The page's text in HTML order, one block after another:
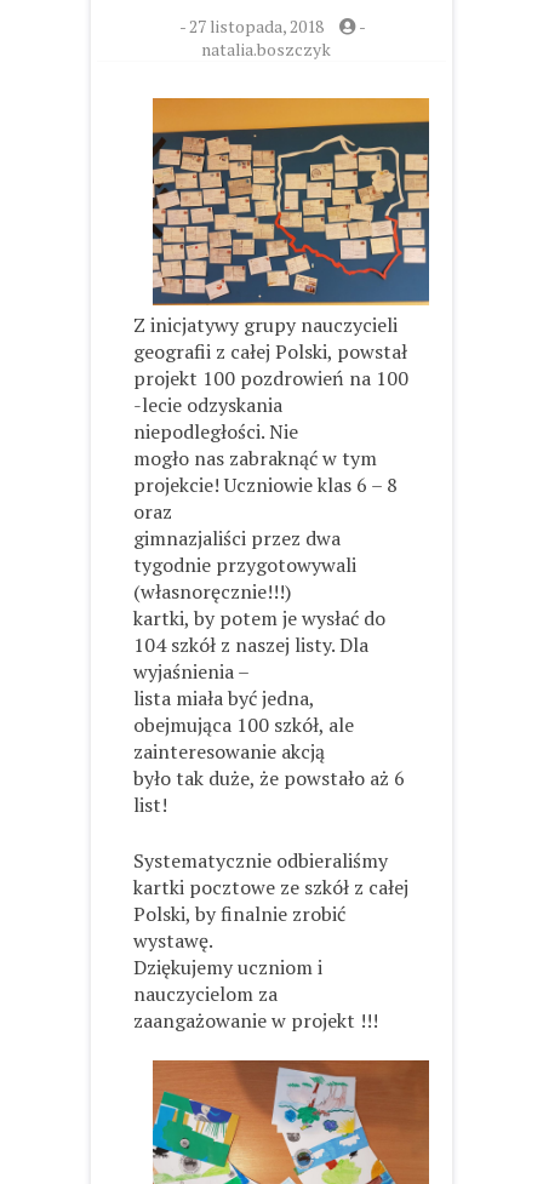
-27 listopada, 2018
-
natalia.boszczyk
Z inicjatywy grupy nauczycieli
geografii z całej Polski, powstał
projekt 100 pozdrowień na 100
-lecie odzyskania
niepodległości. Nie
mogło nas zabraknąć w tym
projekcie! Uczniowie klas 6 – 8
oraz
gimnazjaliści przez dwa
tygodnie przygotowywali
(własnoręcznie!!!)
kartki, by potem je wysłać do
104 szkół z naszej listy. Dla
wyjaśnienia –
lista miała być jedna,
obejmująca 100 szkół, ale
zainteresowanie akcją
było tak duże, że powstało aż 6
list!
Systematycznie odbieraliśmy
kartki pocztowe ze szkół z całej
Polski, by finalnie zrobić
wystawę.
Dziękujemy uczniom i
nauczycielom za
zaangażowanie w projekt !!!